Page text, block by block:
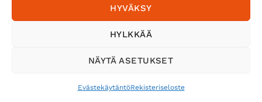
HYVÄKSY
HYLKKÄÄ
NÄYTÄ ASETUKSET
EvästekäytäntöRekisteriseloste